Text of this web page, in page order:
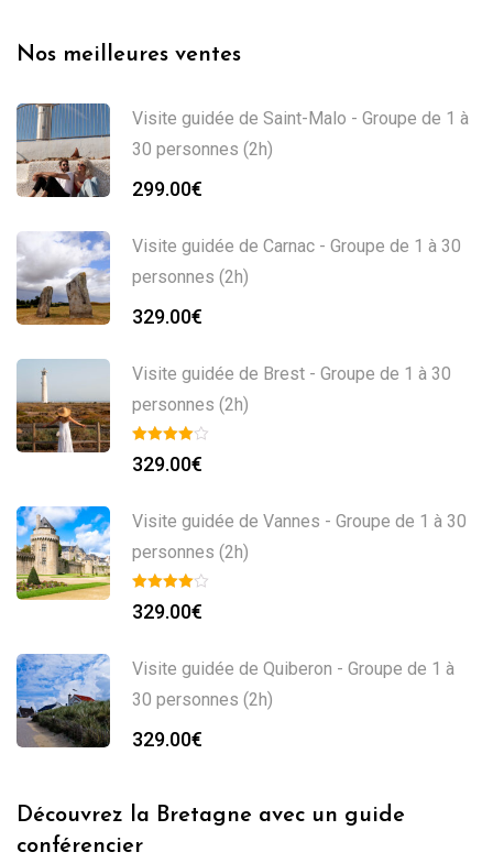
Nos meilleures ventes
Visite guidée de Saint-Malo - Groupe de 1 à
30 personnes (2h)
299.00€
Visite guidée de Carnac - Groupe de 1 à 30
personnes (2h)
329.00€
Visite guidée de Brest - Groupe de 1 à 30
personnes (2h)
329.00€
Visite guidée de Vannes - Groupe de 1 à 30
personnes (2h)
329.00€
Visite guidée de Quiberon - Groupe de 1 à
30 personnes (2h)
329.00€
Découvrez la Bretagne avec un guide
conférencier